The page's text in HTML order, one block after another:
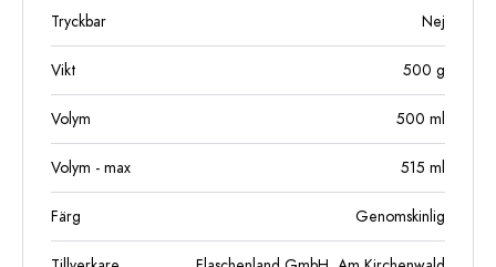
Tryckbar Nej
Vikt 500 g
Volym 500 ml
Volym - max 515 ml
Färg Genomskinlig